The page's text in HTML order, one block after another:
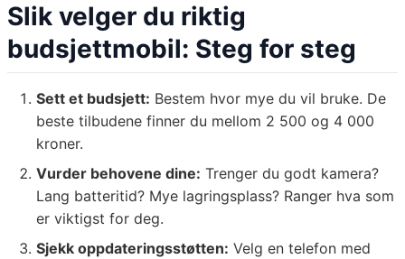
Slik velger du riktig
budsjettmobil: Steg for steg
Sett et budsjett: Bestem hvor mye du vil bruke. De
beste tilbudene finner du mellom 2 500 og 4 000
kroner.
Vurder behovene dine: Trenger du godt kamera?
Lang batteritid? Mye lagringsplass? Ranger hva som
er viktigst for deg.
Sjekk oppdateringsstøtten: Velg en telefon med